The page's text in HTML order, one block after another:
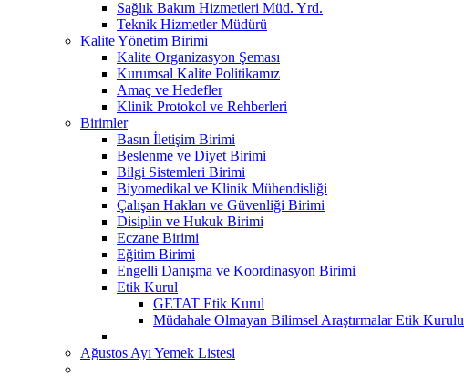
Sağlık Bakım Hizmetleri Müd. Yrd.
Teknik Hizmetler Müdürü
Kalite Yönetim Birimi
Kalite Organizasyon Şeması
Kurumsal Kalite Politikamız
Amaç ve Hedefler
Klinik Protokol ve Rehberleri
Birimler
Basın İletişim Birimi
Beslenme ve Diyet Birimi
Bilgi Sistemleri Birimi
Biyomedikal ve Klinik Mühendisliği
Çalışan Hakları ve Güvenliği Birimi
Disiplin ve Hukuk Birimi
Eczane Birimi
Eğitim Birimi
Engelli Danışma ve Koordinasyon Birimi
Etik Kurul
GETAT Etik Kurul
Müdahale Olmayan Bilimsel Araştırmalar Etik Kurulu
Ağustos Ayı Yemek Listesi